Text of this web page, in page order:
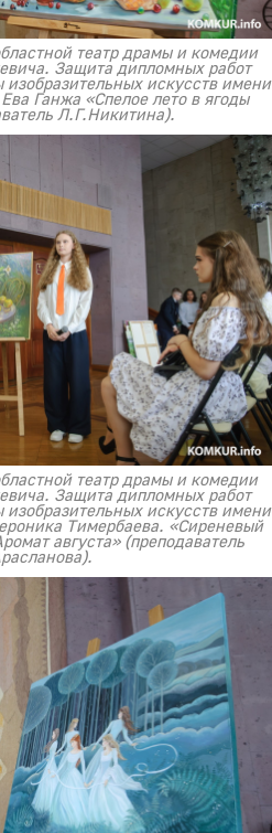
театр драмы и комедии
Защита дипломных работ
искусств имени
Ганжа «Спелое лето в ягоды
Л.Г.Никитина).
театр драмы и комедии
Защита дипломных работ
искусств имени
Тимербаева. «Сиреневый
августа» (преподаватель